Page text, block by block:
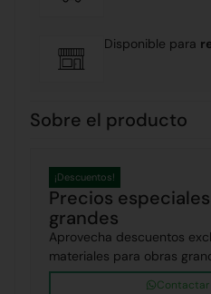
Disponible para
Sobre el producto
Precios
grandes
¡Descuentos!
Aprovecha descuentos
materiales para obras
Contactar